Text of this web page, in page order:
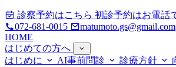
診察予約はこちら 初診予約はお電
072-681-0015
matumoto.gs@gmail.com
HOME
はじめての方へ
はじめに
AI事前問診 診療方針